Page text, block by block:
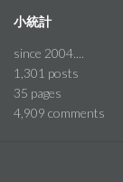
小統計
since 2004....
1,301 posts
35 pages
4,909 comments